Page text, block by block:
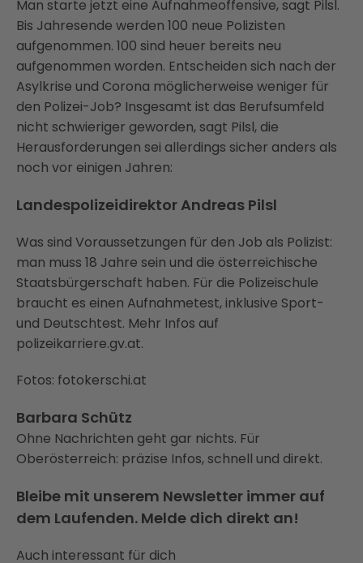
Man starte jetzt eine Aufnahmeoffensive, sagt Pilsl.
Bis Jahresende werden 100 neue Polizisten
aufgenommen. 100 sind heuer bereits neu
aufgenommen worden. Entscheiden sich nach der
Asylkrise und Corona möglicherweise weniger für
den Polizei-Job? Insgesamt ist das Berufsumfeld
nicht schwieriger geworden, sagt Pilsl, die
Herausforderungen sei allerdings sicher anders als
noch vor einigen Jahren:
Landespolizeidirektor Andreas Pilsl
Was sind Voraussetzungen für den Job als Polizist:
man muss 18 Jahre sein und die österreichische
Staatsbürgerschaft haben. Für die Polizeischule
braucht es einen Aufnahmetest, inklusive Sport-
und Deutschtest. Mehr Infos auf
polizeikarriere.gv.at.
Fotos: fotokerschi.at
Barbara Schütz
Ohne Nachrichten geht gar nichts. Für
Oberösterreich: präzise Infos, schnell und direkt.
Bleibe mit unserem Newsletter immer auf
dem Laufenden. Melde dich direkt an!
Auch interessant für dich